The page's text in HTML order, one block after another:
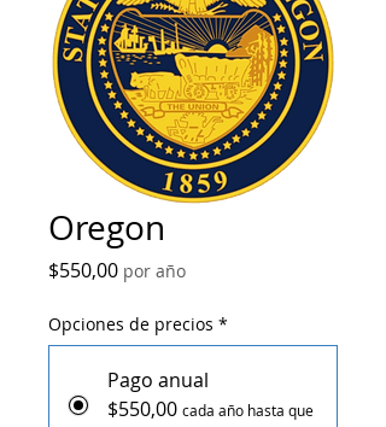
Oregon
$550,00Precio
por año
Opciones de precios *
Pago anual
$550,00 cada año hasta que